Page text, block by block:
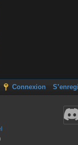
Connexion